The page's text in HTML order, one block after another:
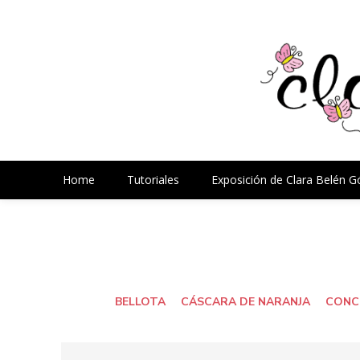
Home Tutoriales Exposición de Clara Belén
BELLOTA CÁSCARA DE NARANJA